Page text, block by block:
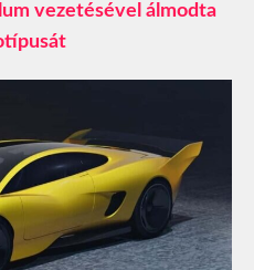
vezetésével álmodta